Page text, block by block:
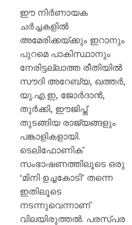
ഈ നിർണായക
ചർച്ചകളിൽ
അമേരിക്കയ്ക്കും ഇറാനും
പുറമെ പാകിസ്ഥാനും
നേരിട്ടല്ലാത്ത രീതിയിൽ
സൗദി അറേബ്യ, ഖത്തർ,
യു.എ.ഇ, ജോർദാൻ,
തുർക്കി, ഈജിപ്ത്
തുടങ്ങിയ രാജ്യങ്ങളും
പങ്കാളികളായി.
ടെലിഫോണിക്
സംഭാഷണത്തിലൂടെ ഒരു
‘മിനി ഉച്ചകോടി’ തന്നെ
ഇതിലൂടെ
നടന്നുവെന്നാണ്
വിലയിരുത്തൽ. പരസ്പര